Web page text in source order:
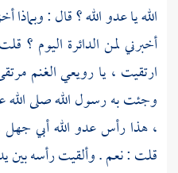
الله يا عدو الله ؟ قال :
أخبرني لمن الدائرة اليوم ؟
ارتقيت ، يا رويعي الغنم
وجئت به رسول الله صلى
، هذا رأس عدو اللهأبي جهل
قلت : نعم . وألقيت رأسه بين